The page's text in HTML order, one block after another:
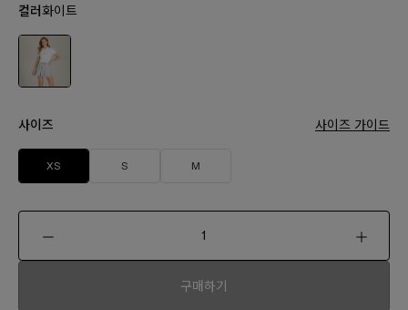
컬러화이트
사이즈 사이즈 가이드
XS S M
구매하기